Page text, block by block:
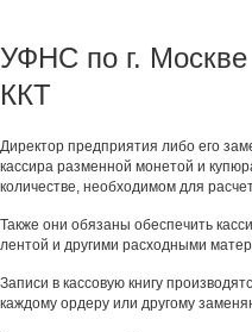
УФНС по г.
ККТ
Директор предприятия либо его
кассира разменной монетой и
количестве, необходимом для
Также они обязаны обеспечить
лентой и другими расходными
Записи в кассовую книгу
каждому ордеру или другому